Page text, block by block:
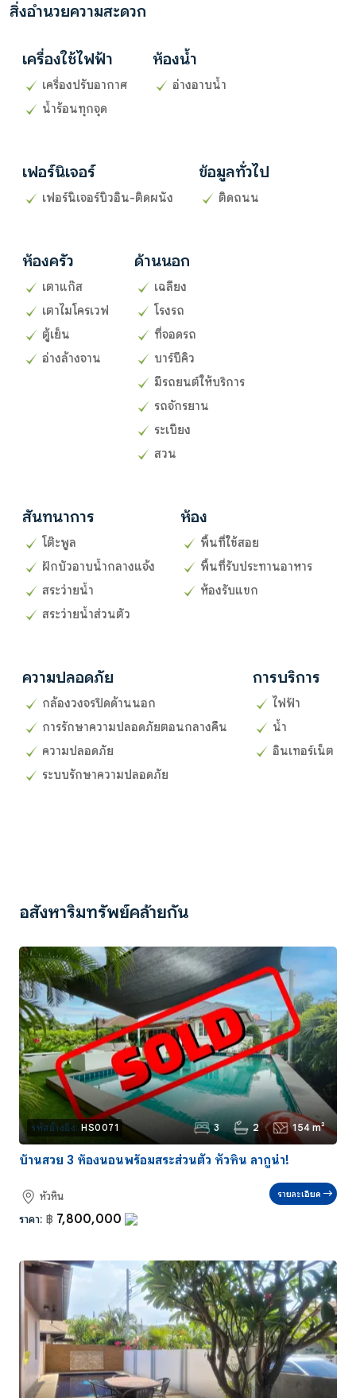
สิ่งอำนวยความสะดวก
เครื่องใช้ไฟฟ้า
เครื่องปรับอากาศ
น้ำร้อนทุกจุด
ห้องน้ำ
อ่างอาบน้ำ
เฟอร์นิเจอร์
เฟอร์นิเจอร์บิวอิน-ติดผนัง
ข้อมูลทั่วไป
ติดถนน
ห้องครัว
เตาแก๊ส
เตาไมโครเวฟ
ตู้เย็น
อ่างล้างจาน
ด้านนอก
เฉลียง
โรงรถ
ที่จอดรถ
บาร์บีคิว
มีรถยนต์ให้บริการ
รถจักรยาน
ระเบียง
สวน
สันทนาการ
โต๊ะพูล
ฝักบัวอาบน้ำกลางแจ้ง
สระว่ายน้ำ
สระว่ายน้ำส่วนตัว
ห้อง
พื้นที่ใช้สอย
พื้นที่รับประทานอาหาร
ห้องรับแขก
ความปลอดภัย
กล้องวงจรปิดด้านนอก
การรักษาความปลอดภัยตอนกลางคืน
ความปลอดภัย
ระบบรักษาความปลอดภัย
การบริการ
ไฟฟ้า
น้ำ
อินเทอร์เน็ต
อสังหาริมทรัพย์คล้ายกัน
รหัสอ้างอิง: HS0071 3 2 154 m²
บ้านสวย 3 ห้องนอนพร้อมสระส่วนตัว หัวหิน ลากูน่า!
หัวหิน
ราคา: ฿ 7,800,000
รายละเอียด